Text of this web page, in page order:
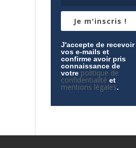
Je m'inscris !
J'accepte de recevoir
vos e-mails et
confirme avoir pris
connaissance de
votre politique de
confidentialité et
mentions légales.